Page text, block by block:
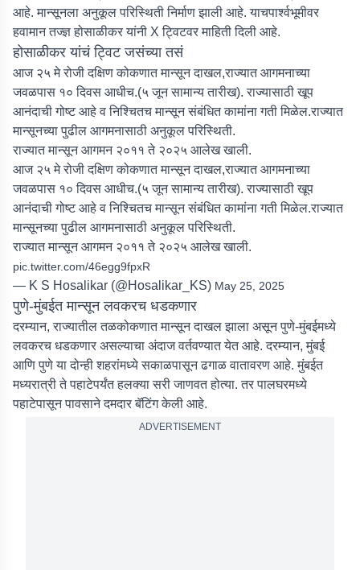
आहे. मान्सूनला अनुकूल परिस्थिती निर्माण झाली आहे. याचपार्श्वभूमीवर
हवामान तज्ज्ञ होसाळीकर यांनी X ट्विटवर माहिती दिली आहे.
होसाळीकर यांचं ट्विट जसंच्या तसं
आज २५ मे रोजी दक्षिण कोकणात मान्सून दाखल,राज्यात आगमनाच्या
जवळपास १० दिवस आधीच.(५ जून सामान्य तारीख). राज्यासाठी खूप
आनंदाची गोष्ट आहे व निश्चितच मान्सून संबंधित कामांना गती मिळेल.राज्यात
मान्सूनच्या पुढील आगमनासाठी अनुकूल परिस्थिती.
राज्यात मान्सून आगमन २०११ ते २०२५ आलेख खाली.
आज २५ मे रोजी दक्षिण कोकणात मान्सून दाखल,राज्यात आगमनाच्या
जवळपास १० दिवस आधीच.(५ जून सामान्य तारीख). राज्यासाठी खूप
आनंदाची गोष्ट आहे व निश्चितच मान्सून संबंधित कामांना गती मिळेल.राज्यात
मान्सूनच्या पुढील आगमनासाठी अनुकूल परिस्थिती.
राज्यात मान्सून आगमन २०११ ते २०२५ आलेख खाली.
pic.twitter.com/46egg9fpxR
— K S Hosalikar (@Hosalikar_KS) May 25, 2025
पुणे-मुंबईत मान्सून लवकरच धडकणार
दरम्यान, राज्यातील तळकोकणात मान्सून दाखल झाला असून पुणे-मुंबईमध्ये
लवकरच धडकणार असल्याचा अंदाज वर्तवण्यात येत आहे. दरम्यान, मुंबई
आणि पुणे या दोन्ही शहरांमध्ये सकाळपासून ढगाळ वातावरण आहे. मुंबईत
मध्यरात्री ते पहाटेपर्यंत हलक्या सरी जाणवत होत्या. तर पालघरमध्ये
पहाटेपासून पावसाने दमदार बॅटिंग केली आहे.
ADVERTISEMENT